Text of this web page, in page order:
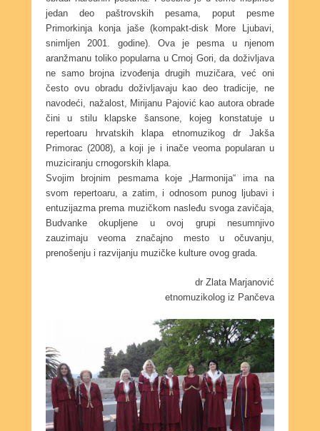
jedan deo paštrovskih pesama, poput pesme
Primorkinja konja jaše (kompakt-disk More Ljubavi,
snimljen 2001. godine). Ova je pesma u njenom
aranžmanu toliko popularna u Crnoj Gori, da doživljava
ne samo brojna izvođenja drugih muzičara, već oni
često ovu obradu doživljavaju kao deo tradicije, ne
navodeći, nažalost, Mirijanu Pajović kao autora obrade
čini u stilu klapske šansone, kojeg konstatuje u
repertoaru hrvatskih klapa etnomuzikog dr Jakša
Primorac (2008), a koji je i inače veoma popularan u
muziciranju crnogorskih klapa.
Svojim brojnim pesmama koje „Harmonija“ ima na
svom repertoaru, a zatim, i odnosom punog ljubavi i
entuzijazma prema muzičkom nasleđu svoga zavičaja,
Budvanke okupljene u ovoj grupi nesumnjivo
zauzimaju veoma značajno mesto u očuvanju,
prenošenju i razvijanju muzičke kulture ovog grada.
dr Zlata Marjanović
etnomuzikolog iz Pančeva